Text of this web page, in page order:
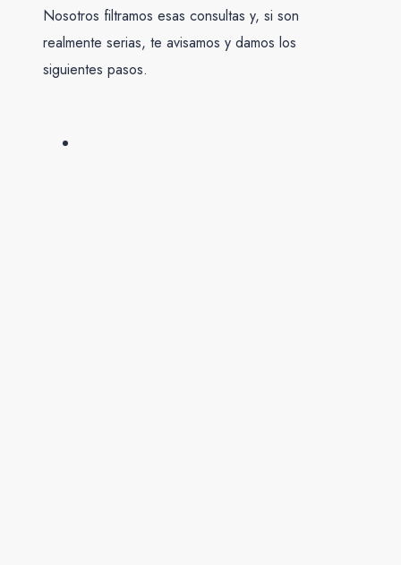
Nosotros filtramos esas consultas y, si son
realmente serias, te avisamos y damos los
siguientes pasos.